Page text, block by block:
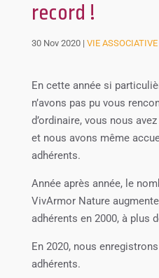
record !
30 Nov 2020| VIE ASSOCIATIVE
En cette année si
n’avons pas pu vous
d’ordinaire, vous nous
et nous avons même
adhérents.
Année après année, le
VivArmor Nature
adhérents en 2000, à plus
En 2020, nous
adhérents.